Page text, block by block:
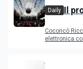
Daily Il
Cocoricò
elettronica